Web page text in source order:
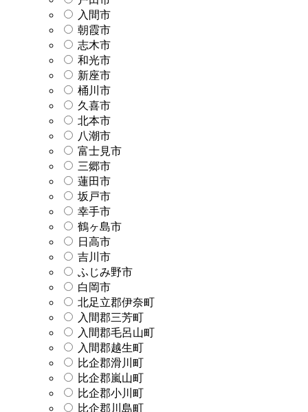
入間市
朝霞市
志木市
和光市
新座市
桶川市
久喜市
北本市
八潮市
富士見市
三郷市
蓮田市
坂戸市
幸手市
鶴ヶ島市
日高市
吉川市
ふじみ野市
白岡市
北足立郡伊奈町
入間郡三芳町
入間郡毛呂山町
入間郡越生町
比企郡滑川町
比企郡嵐山町
比企郡小川町
比企郡川島町